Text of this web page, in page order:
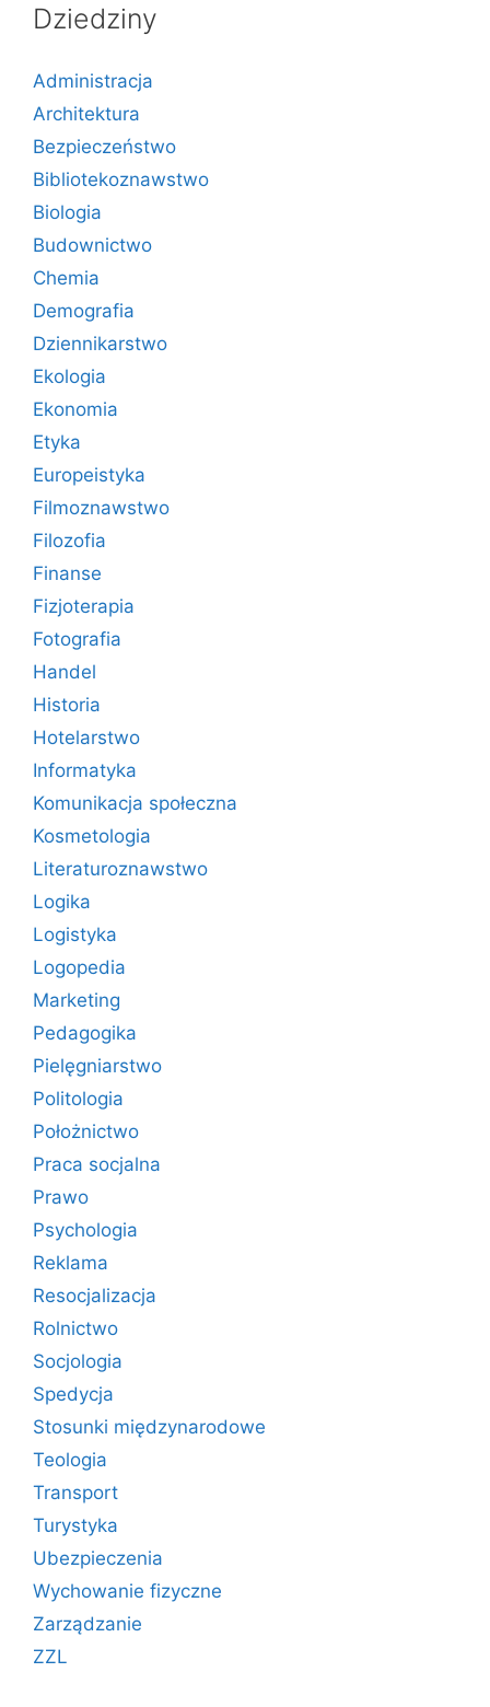
Dziedziny
Administracja
Architektura
Bezpieczeństwo
Bibliotekoznawstwo
Biologia
Budownictwo
Chemia
Demografia
Dziennikarstwo
Ekologia
Ekonomia
Etyka
Europeistyka
Filmoznawstwo
Filozofia
Finanse
Fizjoterapia
Fotografia
Handel
Historia
Hotelarstwo
Informatyka
Komunikacja społeczna
Kosmetologia
Literaturoznawstwo
Logika
Logistyka
Logopedia
Marketing
Pedagogika
Pielęgniarstwo
Politologia
Położnictwo
Praca socjalna
Prawo
Psychologia
Reklama
Resocjalizacja
Rolnictwo
Socjologia
Spedycja
Stosunki międzynarodowe
Teologia
Transport
Turystyka
Ubezpieczenia
Wychowanie fizyczne
Zarządzanie
ZZL